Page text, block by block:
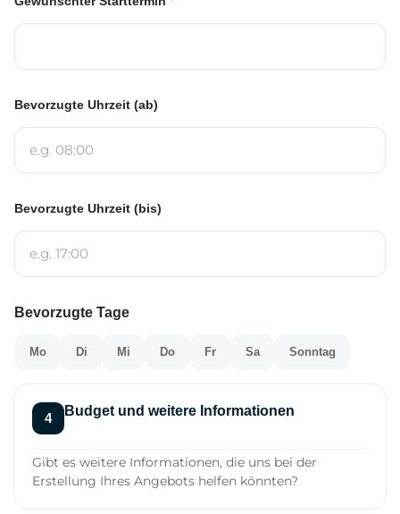
Bevorzugte Uhrzeit (ab)
Bevorzugte Uhrzeit (bis)
Bevorzugte Tage
Mo Di Mi Do Fr Sa Sonntag
Budget und weitere Informationen
Gibt es weitere Informationen, die uns bei der
Erstellung Ihres Angebots helfen könnten?